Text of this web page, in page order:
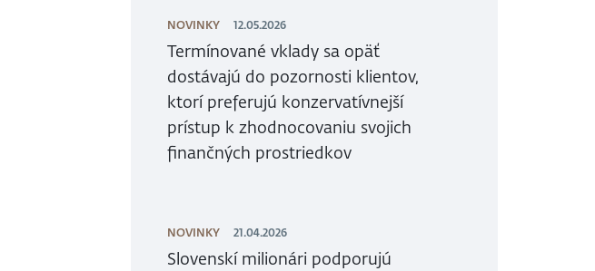
NOVINKY 12.05.2026
Termínované vklady sa opäť
dostávajú do pozornosti klientov,
ktorí preferujú konzervatívnejší
prístup k zhodnocovaniu svojich
finančných prostriedkov
NOVINKY 21.04.2026
Slovenskí milionári podporujú